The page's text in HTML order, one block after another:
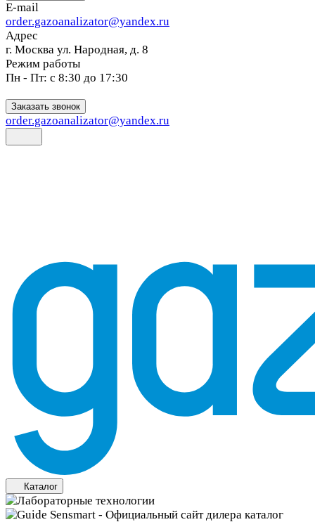
E-mail
order.gazoanalizator@yandex.ru
Адрес
г. Москва ул. Народная, д. 8
Режим работы
Пн - Пт: с 8:30 до 17:30
Заказать звонок
order.gazoanalizator@yandex.ru
Каталог